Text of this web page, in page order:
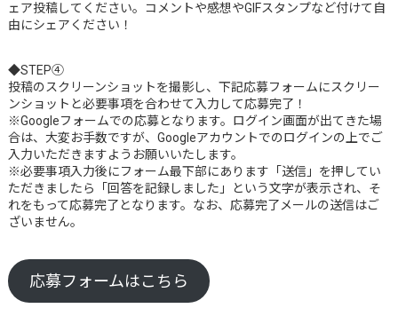
ェア投稿してください。コメントや感想やGIFスタンプなど付けて自
由にシェアください！
◆STEP④
投稿のスクリーンショットを撮影し、下記応募フォームにスクリー
ンショットと必要事項を合わせて入力して応募完了！
※Googleフォームでの応募となります。ログイン画面が出てきた場
合は、大変お手数ですが、Googleアカウントでのログインの上でご
入力いただきますようお願いいたします。
※必要事項入力後にフォーム最下部にあります「送信」を押してい
ただきましたら「回答を記録しました」という文字が表示され、そ
れをもって応募完了となります。なお、応募完了メールの送信はご
ざいません。
応募フォームはこちら